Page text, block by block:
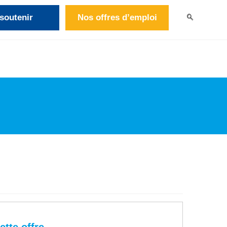
Nos offres d’emploi